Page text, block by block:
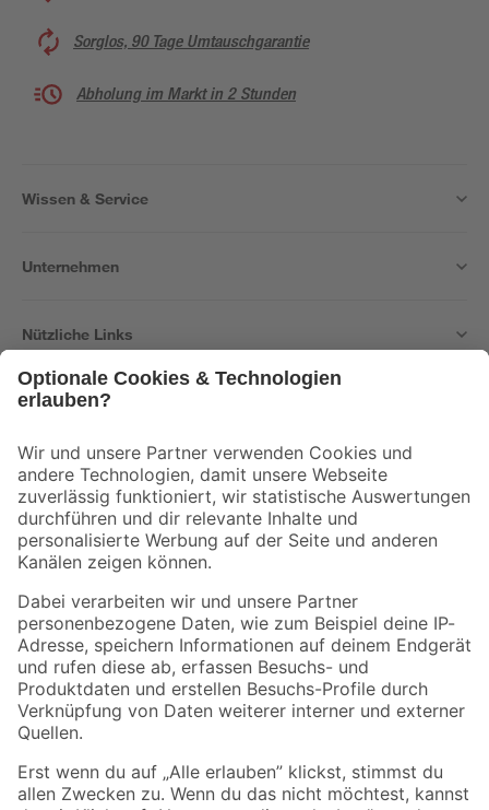
Sorglos, 90 Tage Umtauschgarantie
Abholung im Markt in 2 Stunden
Wissen & Service
Unternehmen
Nützliche Links
Der toom Newsletter: Keine Angebote und Aktionen mehr verpassen!
Zur Newsletter Anmeldung
Folge uns
Zahlungsarten Versandarten
Sicher einkaufen